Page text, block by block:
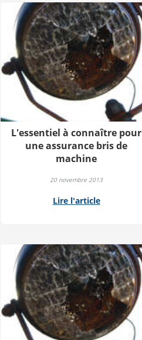
L'essentiel à connaître pour
une assurance bris de
machine
20 novembre 2013
Lire l'article